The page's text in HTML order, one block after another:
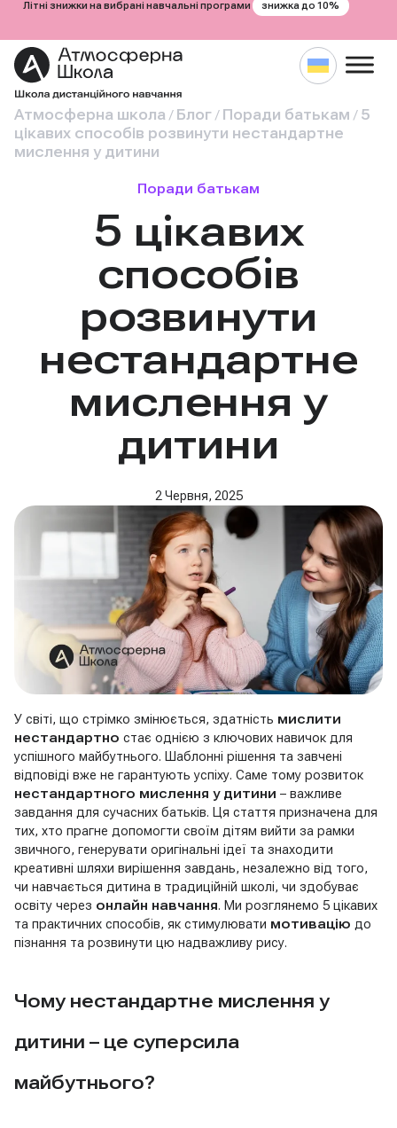
Літні знижки на вибрані навчальні програми знижка до 10%
Атмосферна школа / Блог / Поради батькам / 5
цікавих способів розвинути нестандартне
мислення у дитини
Поради батькам
5 цікавих
способів
розвинути
нестандартне
мислення у
дитини
2 Червня, 2025
У світі, що стрімко змінюється, здатність мислити
нестандартно стає однією з ключових навичок для
успішного майбутнього. Шаблонні рішення та завчені
відповіді вже не гарантують успіху. Саме тому розвиток
нестандартного мислення у дитини – важливе
завдання для сучасних батьків. Ця стаття призначена для
тих, хто прагне допомогти своїм дітям вийти за рамки
звичного, генерувати оригінальні ідеї та знаходити
креативні шляхи вирішення завдань, незалежно від того,
чи навчається дитина в традиційній школі, чи здобуває
освіту через онлайн навчання. Ми розглянемо 5 цікавих
та практичних способів, як стимулювати мотивацію до
пізнання та розвинути цю надважливу рису.
Чому нестандартне мислення у
дитини – це суперсила
майбутнього?